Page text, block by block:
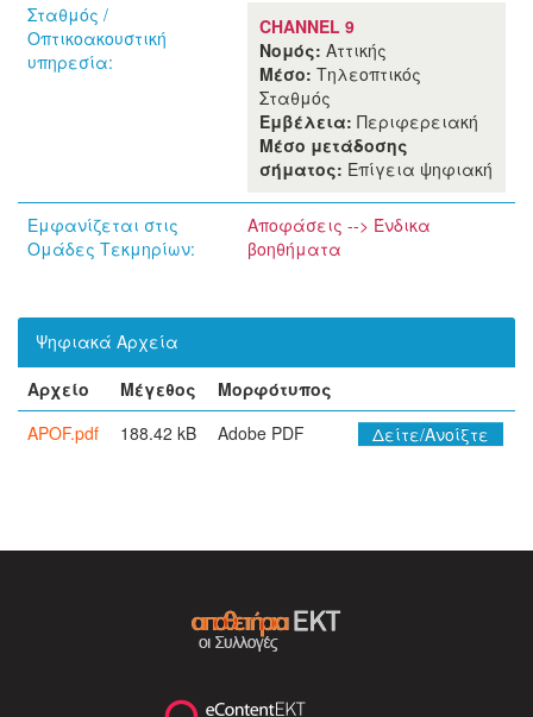
Σταθμός /
Οπτικοακουστική
υπηρεσία:
CHANNEL 9
Νομός: Αττικής
Μέσο: Τηλεοπτικός
Σταθμός
Εμβέλεια: Περιφερειακή
Μέσο μετάδοσης
σήματος: Επίγεια ψηφιακή
Εμφανίζεται στις
Ομάδες Τεκμηρίων:
Αποφάσεις --> Ένδικα
βοηθήματα
Ψηφιακά Αρχεία
Αρχείο
Μέγεθος
Μορφότυπος
APOF.pdf
188.42 kB Adobe PDF Δείτε/Ανοίξτε